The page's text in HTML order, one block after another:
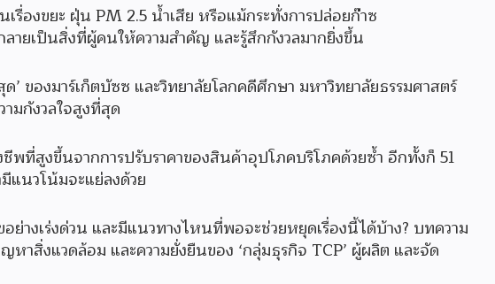
องขยะ ฝุ่น PM 2.5 น้ำเสีย หรือแม้กระทั่งการปล่อยก๊าซ
ายเป็นสิ่งที่ผู้คนให้ความสำคัญ และรู้สึกกังวลมากยิ่งขึ้น
ของมาร์เก็ตบัซซ และวิทยาลัยโลกคดีศึกษา มหาวิทยาลัยธรรมศาสตร์
มกังวลใจสูงที่สุด
ที่สูงขึ้นจากการปรับราคาของสินค้าอุปโภคบริโภคด้วยซ้ำ อีกทั้งก็ 51
แนวโน้มจะแย่ลงด้วย
างเร่งด่วน และมีแนวทางไหนที่พอจะช่วยหยุดเรื่องนี้ได้บ้าง? บทความ
สิ่งแวดล้อม และความยั่งยืนของ ‘กลุ่มธุรกิจ TCP’ ผู้ผลิต และจัด